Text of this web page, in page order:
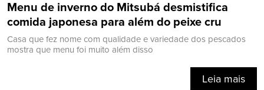
Menu de inverno do Mitsubá desmistifica
comida japonesa para além do peixe cru
Casa que fez nome com qualidade e variedade dos pescados
mostra que menu foi muito além disso
Leia mais